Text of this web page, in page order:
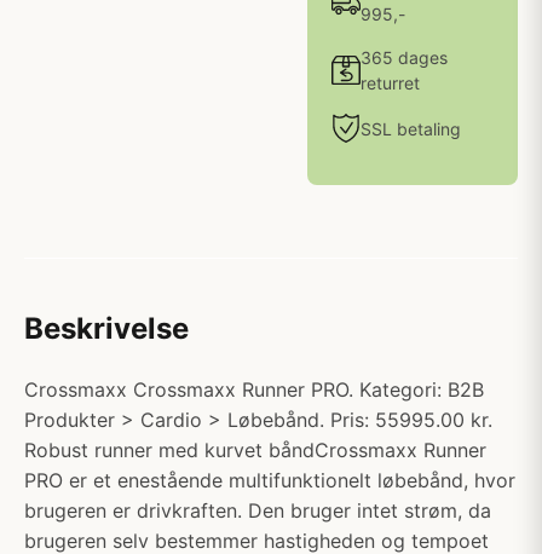
995,-
365 dages
returret
SSL betaling
Beskrivelse
Crossmaxx Crossmaxx Runner PRO. Kategori: B2B
Produkter > Cardio > Løbebånd. Pris: 55995.00 kr.
Robust runner med kurvet båndCrossmaxx Runner
PRO er et enestående multifunktionelt løbebånd, hvor
brugeren er drivkraften. Den bruger intet strøm, da
brugeren selv bestemmer hastigheden og tempoet